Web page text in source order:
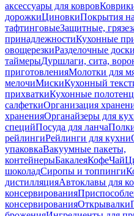
аксессуары для ковров
дорожкиЦиновкиПокрытия
тафтинговыеЗащитные,
принадлежностиКухонные
овощерезкиРазделочные доски
таймерыДуршлаги, сита,
приготовленияМолотки для
мелочиМискиКухонный
прихваткиКухонные
салфеткиОрганизация
храненияОрганайзеры для
специйПосуда для ланча
рейлингиРейлинги для кухни
упаковкаВакуумные пакеты,
контейнерыБакалеяКофеЧай
шоколадСиропы и топпинги
дистилляцияАвтоклавы для
консервирования
консервированияОткрывалки